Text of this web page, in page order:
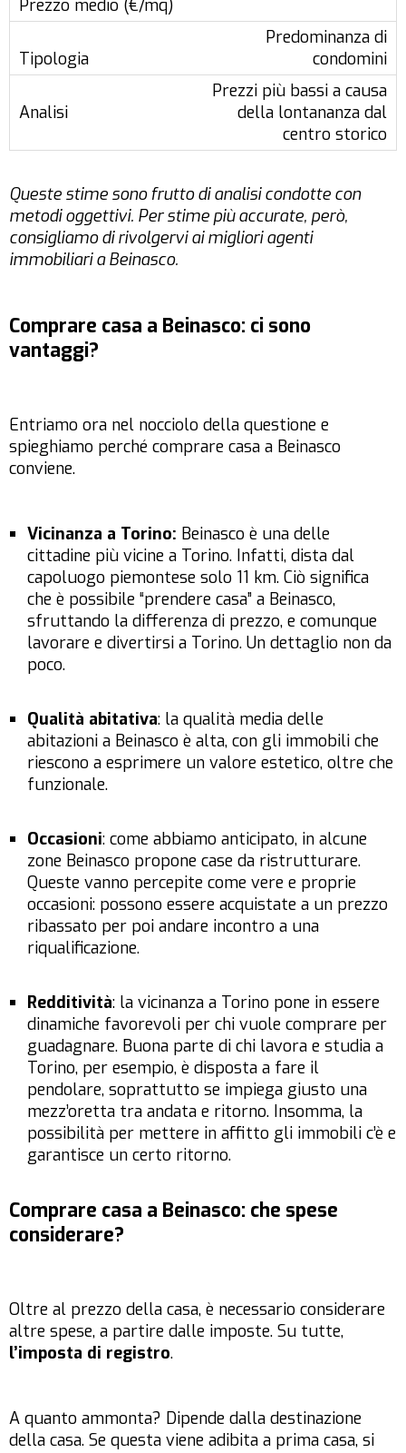
Predominanza di
condomini
Prezzi più bassi a causa
della lontananza dal
centro storico
Queste stime sono frutto di analisi condotte con
metodi oggettivi. Per stime più accurate, però,
consigliamo di rivolgervi ai migliori agenti
immobiliari a Beinasco.
Comprare casa a Beinasco: ci sono
vantaggi?
Entriamo ora nel nocciolo della questione e
spieghiamo perché comprare casa a Beinasco
conviene.
Vicinanza a Torino: Beinasco è una delle
cittadine più vicine a Torino. Infatti, dista dal
capoluogo piemontese solo 11 km. Ciò significa
che è possibile “prendere casa” a Beinasco,
sfruttando la differenza di prezzo, e comunque
lavorare e divertirsi a Torino. Un dettaglio non da
poco.
Qualità abitativa: la qualità media delle
abitazioni a Beinasco è alta, con gli immobili che
riescono a esprimere un valore estetico, oltre che
funzionale.
Occasioni: come abbiamo anticipato, in alcune
zone Beinasco propone case da ristrutturare.
Queste vanno percepite come vere e proprie
occasioni: possono essere acquistate a un prezzo
ribassato per poi andare incontro a una
riqualificazione.
Redditività: la vicinanza a Torino pone in essere
dinamiche favorevoli per chi vuole comprare per
guadagnare. Buona parte di chi lavora e studia a
Torino, per esempio, è disposta a fare il
pendolare, soprattutto se impiega giusto una
mezz’oretta tra andata e ritorno. Insomma, la
possibilità per mettere in affitto gli immobili c’è e
garantisce un certo ritorno.
Comprare casa a Beinasco: che spese
considerare?
Oltre al prezzo della casa, è necessario considerare
altre spese, a partire dalle imposte. Su tutte,
l’imposta di registro.
A quanto ammonta? Dipende dalla destinazione
della casa. Se questa viene adibita a prima casa, si